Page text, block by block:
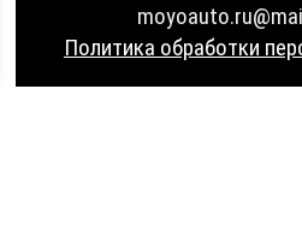
Политика обработки